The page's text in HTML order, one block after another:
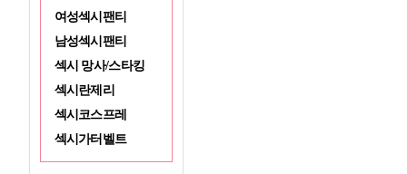
여성섹시팬티
남성섹시팬티
섹시 망사/스타킹
섹시란제리
섹시코스프레
섹시가터벨트